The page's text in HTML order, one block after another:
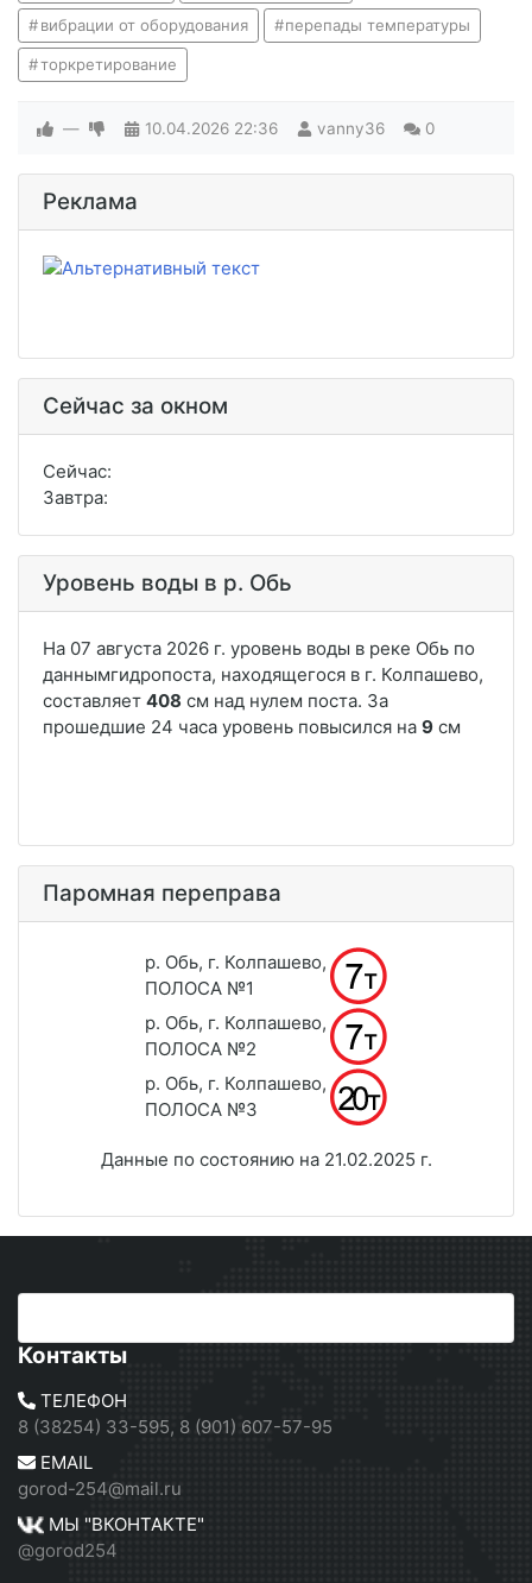
вибрации от оборудования перепады температуры
торкретирование
— 10.04.2026 22:36 vanny36 0
Реклама
Сейчас за окном
Сейчас:
Завтра:
Уровень воды в р. Обь
Паромная переправа
р. Обь, г. Колпашево,
ПОЛОСА №1
р. Обь, г. Колпашево,
ПОЛОСА №2
р. Обь, г. Колпашево,
ПОЛОСА №3
Данные по состоянию на 21.02.2025 г.
Контакты
ТЕЛЕФОН
8 (38254) 33-595, 8 (901) 607-57-95
EMAIL
gorod-254@mail.ru
МЫ "ВКОНТАКТЕ"
@gorod254